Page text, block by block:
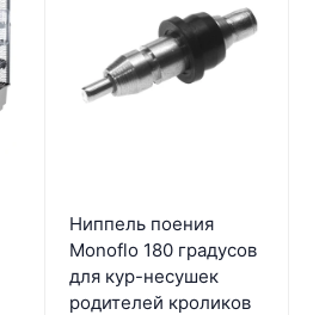
Ниппель поения
Monoflo 180 градусов
для кур-несушек
родителей кроликов